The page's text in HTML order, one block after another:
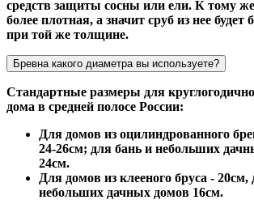
средств защиты сосны или ели. К тому
более плотная, а значит сруб из нее будет
при той же толщине.
Бревна какого диаметра вы используете?
Стандартные размеры для
дома в средней полосе России:
Для домов из оцилиндрованного
24-26см; для бань и небольших
24см.
Для домов из клееного бруса - 20см,
небольших дачных домов 16см.